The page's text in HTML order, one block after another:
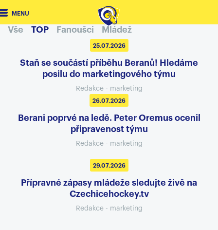
MENU
Vše TOP Fanoušci Mládež
25.07.2026
Staň se součástí příběhu Beranů! Hledáme
posilu do marketingového týmu
Redakce - marketing
26.07.2026
Berani poprvé na ledě. Peter Oremus ocenil
připravenost týmu
Redakce - marketing
29.07.2026
Přípravné zápasy mládeže sledujte živě na
Czechicehockey.tv
Redakce - marketing